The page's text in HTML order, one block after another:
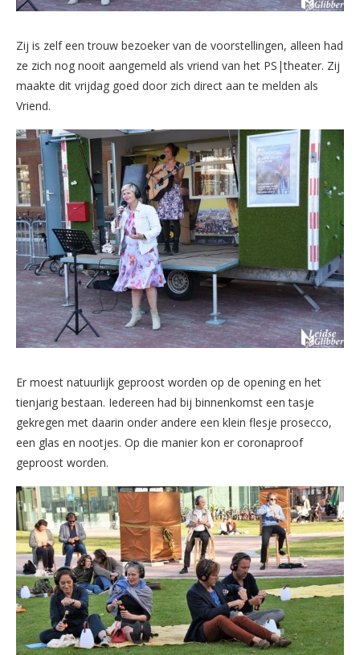
Zij is zelf een trouw bezoeker van de voorstellingen, alleen had
ze zich nog nooit aangemeld als vriend van het PS|theater. Zij
maakte dit vrijdag goed door zich direct aan te melden als
Vriend.
Er moest natuurlijk geproost worden op de opening en het
tienjarig bestaan. Iedereen had bij binnenkomst een tasje
gekregen met daarin onder andere een klein flesje prosecco,
een glas en nootjes. Op die manier kon er coronaproof
geproost worden.